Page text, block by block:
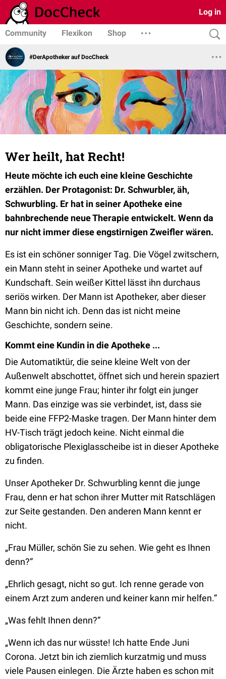
Log in
Community Flexikon Shop
#DerApotheker auf DocCheck
Wer heilt, hat Recht!
Heute möchte ich euch eine kleine Geschichte
erzählen. Der Protagonist: Dr. Schwurbler, äh,
Schwurbling. Er hat in seiner Apotheke eine
bahnbrechende neue Therapie entwickelt. Wenn da
nur nicht immer diese engstirnigen Zweifler wären.
Es ist ein schöner sonniger Tag. Die Vögel zwitschern,
ein Mann steht in seiner Apotheke und wartet auf
Kundschaft. Sein weißer Kittel lässt ihn durchaus
seriös wirken. Der Mann ist Apotheker, aber dieser
Mann bin nicht ich. Denn das ist nicht meine
Geschichte, sondern seine.
Kommt eine Kundin in die Apotheke ...
Die Automatiktür, die seine kleine Welt von der
Außenwelt abschottet, öffnet sich und herein spaziert
kommt eine junge Frau; hinter ihr folgt ein junger
Mann. Das einzige was sie verbindet, ist, dass sie
beide eine FFP2-Maske tragen. Der Mann hinter dem
HV-Tisch trägt jedoch keine. Nicht einmal die
obligatorische Plexiglasscheibe ist in dieser Apotheke
zu finden.
Unser Apotheker Dr. Schwurbling kennt die junge
Frau, denn er hat schon ihrer Mutter mit Ratschlägen
zur Seite gestanden. Den anderen Mann kennt er
nicht.
„Frau Müller, schön Sie zu sehen. Wie geht es Ihnen
denn?”
„Ehrlich gesagt, nicht so gut. Ich renne gerade von
einem Arzt zum anderen und keiner kann mir helfen.”
„Was fehlt Ihnen denn?”
„Wenn ich das nur wüsste! Ich hatte Ende Juni
Corona. Jetzt bin ich ziemlich kurzatmig und muss
viele Pausen einlegen. Die Ärzte haben es schon mit